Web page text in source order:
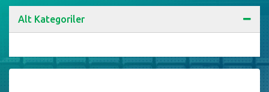
Alt Kategoriler